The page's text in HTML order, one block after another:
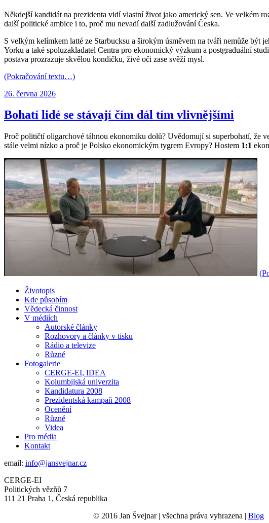
Někdejší kandidát na prezidenta vidí vlastní život jako americký sen. Ve velkém
další politické ambice i to, proč mu nevadí další zadlužování Česka.
S velkým kelímkem latté ze Starbucksu a širokým úsměvem na tváři nemůže
Yorku a také spoluzakladatel Centra pro ekonomický výzkum a postgraduální
postava prozrazuje skvělou kondičku, živé oči zase svěží mysl.
(Pokračování textu…)
Publikováno:
26. června 2026
Bohatí lidé se stávají čím dál tím vlivnějšími
Proč političtí oligarchové táhnou ekonomiku dolů? Uvědomují si superbohatí, že
stále velmi nízko a proč je Polsko ekonomickým tygrem Evropy? Hostem 1:1
Životopis
Kde působím
Vědecká činnost
V médiích
Autorské články
Rozhovory a články v tisku
Rádio a televize
Různé
Fotogalerie
CERGE-EI, IDEA
Kolumbijská univerzita
Kandidatura 2008
Prezidentská kampaň 2008
Ocenění
Různé
Videa
Pro média
Kontakt
email: info@jansvejnar.cz
CERGE-EI
Politických vězňů 7
111 21 Praha 1, Česká republika
© 2016 Jan Švejnar | všechna práva vyhrazena | Blog